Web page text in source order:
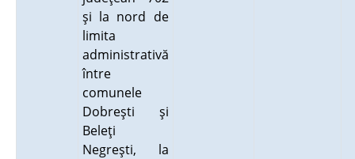
şi la nord de
limita
administrativă
între
comunele
Dobreşti şi
Beleţi
Negreşti, la